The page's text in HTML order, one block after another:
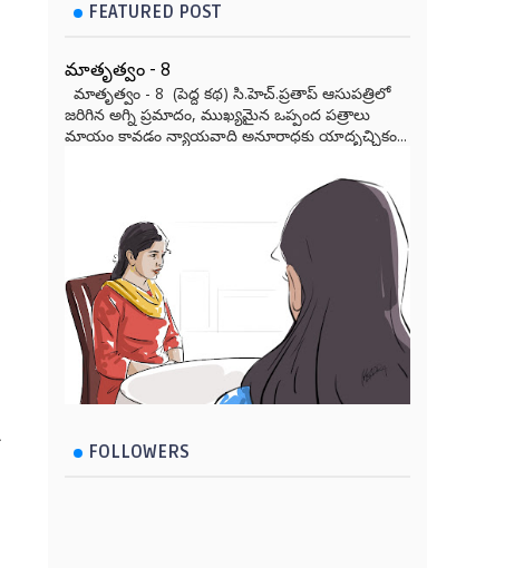
FEATURED POST
మాతృత్వం - 8
మాతృత్వం - 8 (పెద్ద కథ) సి.హెచ్.ప్రతాప్ ఆసుపత్రిలో
జరిగిన అగ్ని ప్రమాదం, ముఖ్యమైన ఒప్పంద పత్రాలు
మాయం కావడం న్యాయవాది అనూరాధకు యాదృచ్ఛికం...
FOLLOWERS